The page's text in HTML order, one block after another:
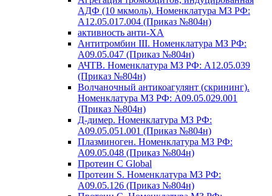
АДФ (10 мкмоль). Номенклатура МЗ РФ:
A12.05.017.004 (Приказ №804н)
активность анти-ХА
Антитромбин III. Номенклатура МЗ РФ:
A09.05.047 (Приказ №804н)
АЧТВ. Номенклатура МЗ РФ: A12.05.039
(Приказ №804н)
Волчаночный антикоагулянт (скрининг).
Номенклатура МЗ РФ: A09.05.029.001
(Приказ №804н)
Д-димер. Номенклатура МЗ РФ:
A09.05.051.001 (Приказ №804н)
Плазминоген. Номенклатура МЗ РФ:
A09.05.048 (Приказ №804н)
Протеин C Global
Протеин S. Номенклатура МЗ РФ:
A09.05.126 (Приказ №804н)